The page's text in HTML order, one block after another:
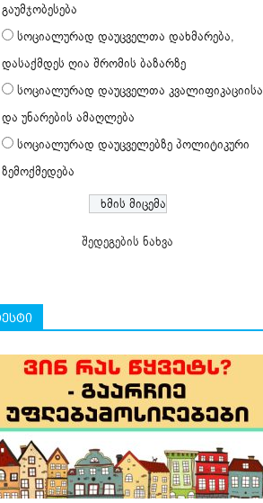
გაუმჯობესება
სოციალურად დაუცველთა დახმარება,
დასაქმდეს ღია შრომის ბაზარზე
სოციალურად დაუცველთა კვალიფიკაციისა
და უნარების ამაღლება
სოციალურად დაუცველებზე პოლიტიკური
ზემოქმედება
შედეგების ნახვა